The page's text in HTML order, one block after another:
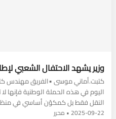
وزير يشهد الاحتفال الشعبي
كتبت.أماني موسى ▪︎الفريق مهندس
اليوم في هذه الحملة الوطنية فإنها
النقل فقط بل كمكوّن أساسي في
2025-09-22 • محرر